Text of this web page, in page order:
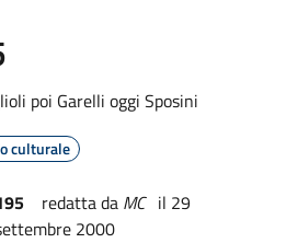
poi Garelli oggi Sposini
culturale
redatta da MC il 29
2000